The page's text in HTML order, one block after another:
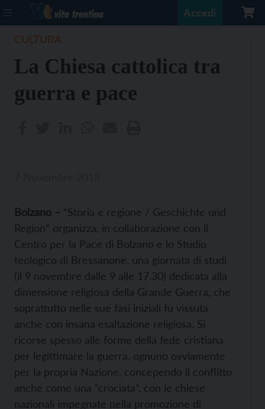
Accedi
La Chiesa cattolica tra
guerra e pace
Bolzano – “Storia e regione / Geschichte und
Region” organizza, in collaborazione con il
Centro per la Pace di Bolzano e lo Studio
teologico di Bressanone, una giornata di studi
(il 9 novembre dalle 9 alle 17.30) dedicata alla
dimensione religiosa della Grande Guerra, che
soprattutto nelle sue fasi iniziali fu vissuta
anche con insana esaltazione religiosa. Si
ricorse spesso alle forme della fede cristiana
per legittimare la guerra, ognuno ovviamente
per la propria Nazione, concependo il conflitto
anche come una “crociata”, con le chiese
nazionali impegnate nella promozione di